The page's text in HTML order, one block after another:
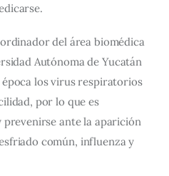
del área biomédica
Autónoma de Yucatán
los virus respiratorios
por lo que es
ante la aparición
común, influenza y